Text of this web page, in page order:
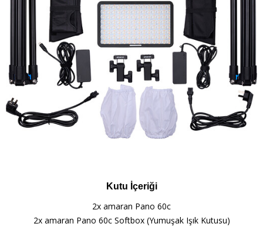
Kutu İçeriği
2x amaran Pano 60c
2x amaran Pano 60c Softbox (Yumuşak Işık Kutusu)